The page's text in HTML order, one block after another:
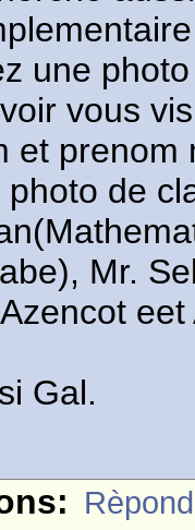
une
vous
et prenom
photo de
Mr.
Gal.